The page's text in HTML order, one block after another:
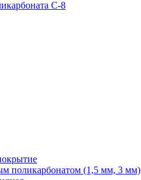
С-8
поликарбонатом (1,5 мм, 3 мм)